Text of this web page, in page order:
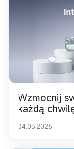
Wzmocnij
każdą
04.03.2026